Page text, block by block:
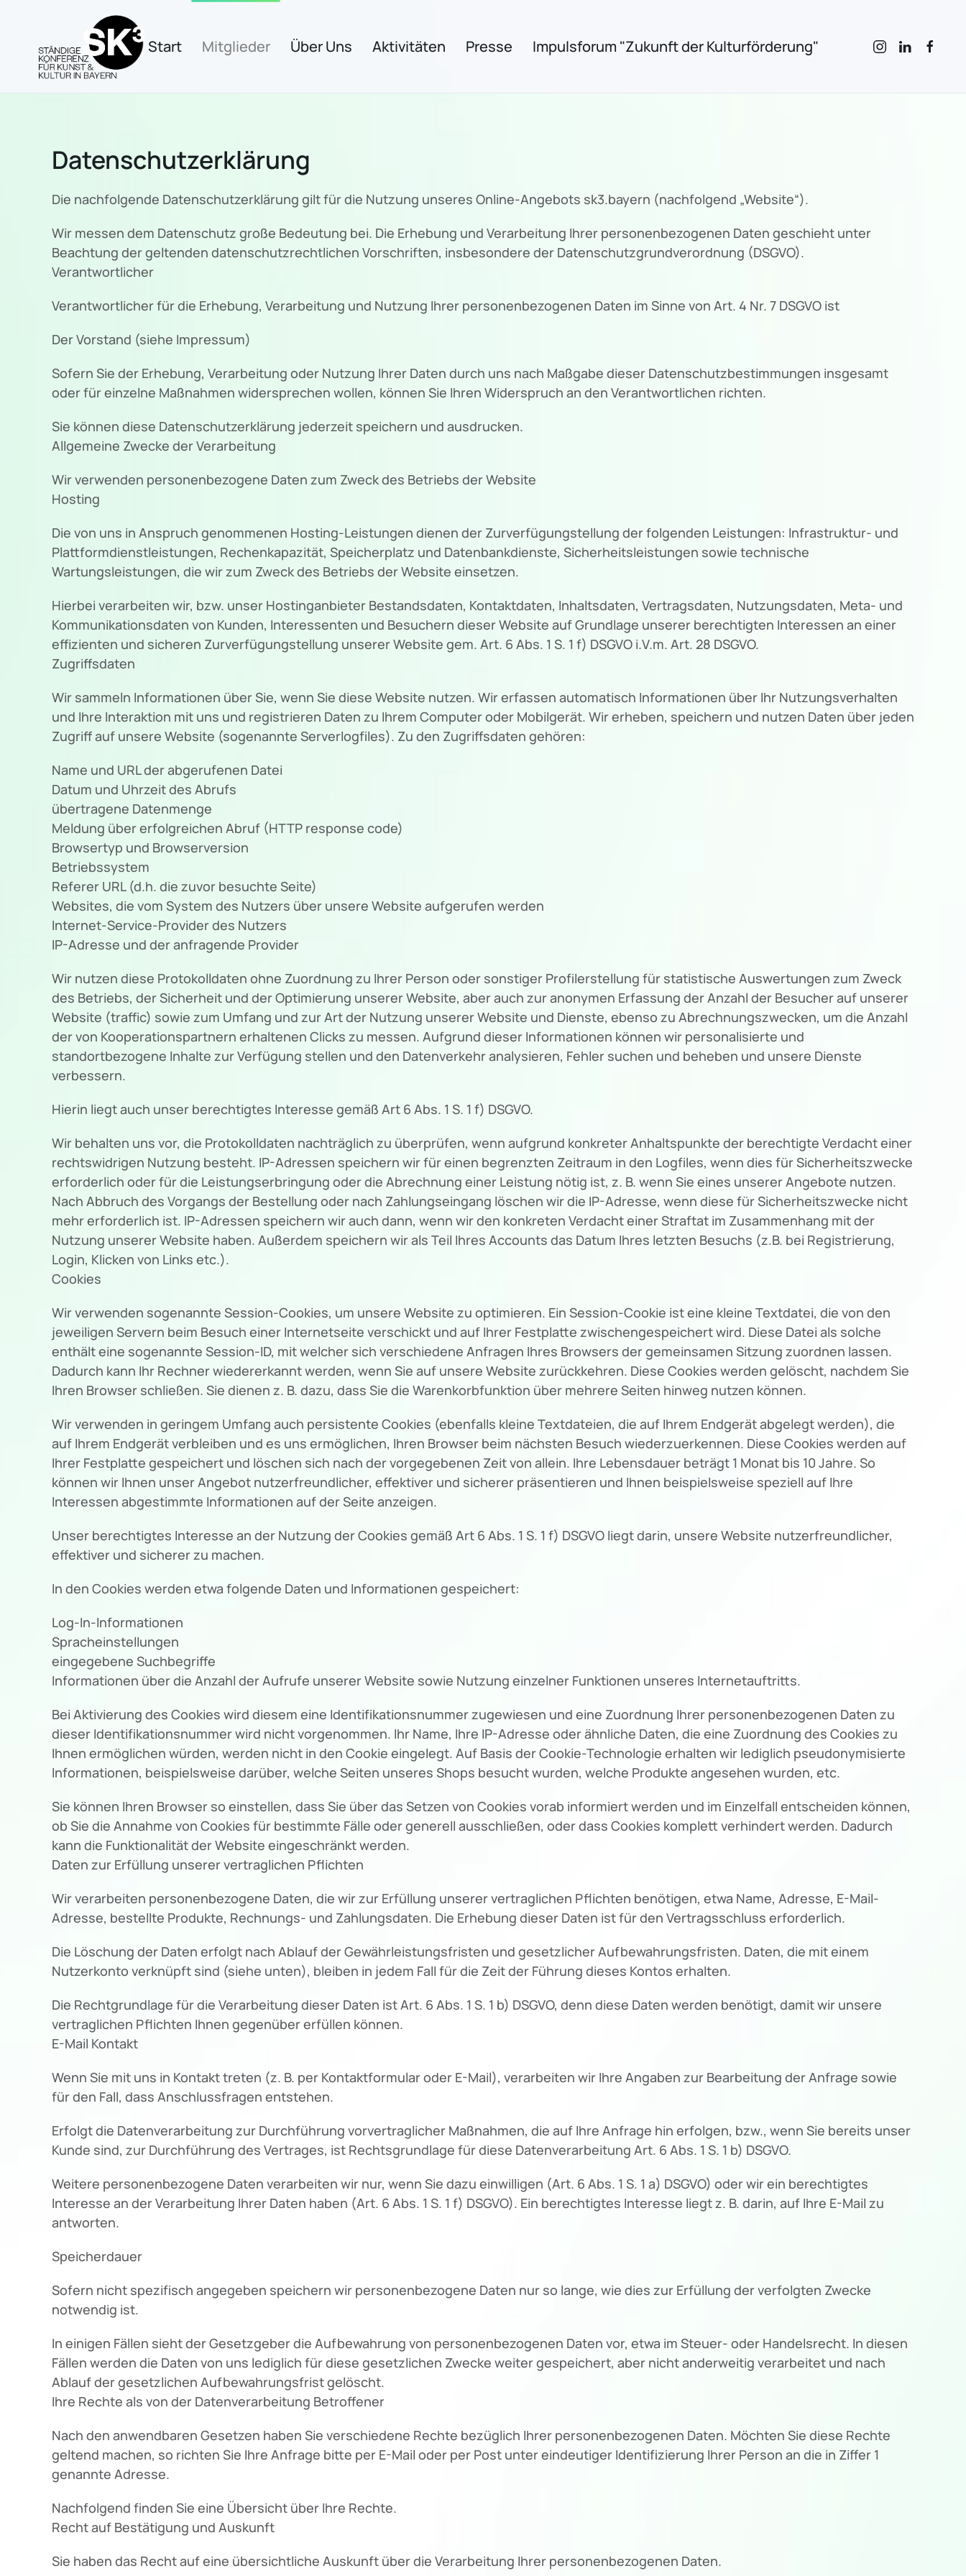
Zum Hauptinhalt springen
Start Mitglieder Über Uns Aktivitäten Presse Impulsforum "Zukunft der Kulturförderung"
Datenschutzerklärung
Die nachfolgende Datenschutzerklärung gilt für die Nutzung unseres Online-Angebots sk3.bayern (nachfolgend „Website“).
Wir messen dem Datenschutz große Bedeutung bei. Die Erhebung und Verarbeitung Ihrer personenbezogenen Daten geschieht unter
Beachtung der geltenden datenschutzrechtlichen Vorschriften, insbesondere der Datenschutzgrundverordnung (DSGVO).
Verantwortlicher
Verantwortlicher für die Erhebung, Verarbeitung und Nutzung Ihrer personenbezogenen Daten im Sinne von Art. 4 Nr. 7 DSGVO ist
Der Vorstand (siehe Impressum)
Sofern Sie der Erhebung, Verarbeitung oder Nutzung Ihrer Daten durch uns nach Maßgabe dieser Datenschutzbestimmungen insgesamt
oder für einzelne Maßnahmen widersprechen wollen, können Sie Ihren Widerspruch an den Verantwortlichen richten.
Sie können diese Datenschutzerklärung jederzeit speichern und ausdrucken.
Allgemeine Zwecke der Verarbeitung
Wir verwenden personenbezogene Daten zum Zweck des Betriebs der Website
Hosting
Die von uns in Anspruch genommenen Hosting-Leistungen dienen der Zurverfügungstellung der folgenden Leistungen: Infrastruktur- und
Plattformdienstleistungen, Rechenkapazität, Speicherplatz und Datenbankdienste, Sicherheitsleistungen sowie technische
Wartungsleistungen, die wir zum Zweck des Betriebs der Website einsetzen.
Hierbei verarbeiten wir, bzw. unser Hostinganbieter Bestandsdaten, Kontaktdaten, Inhaltsdaten, Vertragsdaten, Nutzungsdaten, Meta- und
Kommunikationsdaten von Kunden, Interessenten und Besuchern dieser Website auf Grundlage unserer berechtigten Interessen an einer
effizienten und sicheren Zurverfügungstellung unserer Website gem. Art. 6 Abs. 1 S. 1 f) DSGVO i.V.m. Art. 28 DSGVO.
Zugriffsdaten
Wir sammeln Informationen über Sie, wenn Sie diese Website nutzen. Wir erfassen automatisch Informationen über Ihr Nutzungsverhalten
und Ihre Interaktion mit uns und registrieren Daten zu Ihrem Computer oder Mobilgerät. Wir erheben, speichern und nutzen Daten über jeden
Zugriff auf unsere Website (sogenannte Serverlogfiles). Zu den Zugriffsdaten gehören:
Name und URL der abgerufenen Datei
Datum und Uhrzeit des Abrufs
übertragene Datenmenge
Meldung über erfolgreichen Abruf (HTTP response code)
Browsertyp und Browserversion
Betriebssystem
Referer URL (d.h. die zuvor besuchte Seite)
Websites, die vom System des Nutzers über unsere Website aufgerufen werden
Internet-Service-Provider des Nutzers
IP-Adresse und der anfragende Provider
Wir nutzen diese Protokolldaten ohne Zuordnung zu Ihrer Person oder sonstiger Profilerstellung für statistische Auswertungen zum Zweck
des Betriebs, der Sicherheit und der Optimierung unserer Website, aber auch zur anonymen Erfassung der Anzahl der Besucher auf unserer
Website (traffic) sowie zum Umfang und zur Art der Nutzung unserer Website und Dienste, ebenso zu Abrechnungszwecken, um die Anzahl
der von Kooperationspartnern erhaltenen Clicks zu messen. Aufgrund dieser Informationen können wir personalisierte und
standortbezogene Inhalte zur Verfügung stellen und den Datenverkehr analysieren, Fehler suchen und beheben und unsere Dienste
verbessern.
Hierin liegt auch unser berechtigtes Interesse gemäß Art 6 Abs. 1 S. 1 f) DSGVO.
Wir behalten uns vor, die Protokolldaten nachträglich zu überprüfen, wenn aufgrund konkreter Anhaltspunkte der berechtigte Verdacht einer
rechtswidrigen Nutzung besteht. IP-Adressen speichern wir für einen begrenzten Zeitraum in den Logfiles, wenn dies für Sicherheitszwecke
erforderlich oder für die Leistungserbringung oder die Abrechnung einer Leistung nötig ist, z. B. wenn Sie eines unserer Angebote nutzen.
Nach Abbruch des Vorgangs der Bestellung oder nach Zahlungseingang löschen wir die IP-Adresse, wenn diese für Sicherheitszwecke nicht
mehr erforderlich ist. IP-Adressen speichern wir auch dann, wenn wir den konkreten Verdacht einer Straftat im Zusammenhang mit der
Nutzung unserer Website haben. Außerdem speichern wir als Teil Ihres Accounts das Datum Ihres letzten Besuchs (z.B. bei Registrierung,
Login, Klicken von Links etc.).
Cookies
Wir verwenden sogenannte Session-Cookies, um unsere Website zu optimieren. Ein Session-Cookie ist eine kleine Textdatei, die von den
jeweiligen Servern beim Besuch einer Internetseite verschickt und auf Ihrer Festplatte zwischengespeichert wird. Diese Datei als solche
enthält eine sogenannte Session-ID, mit welcher sich verschiedene Anfragen Ihres Browsers der gemeinsamen Sitzung zuordnen lassen.
Dadurch kann Ihr Rechner wiedererkannt werden, wenn Sie auf unsere Website zurückkehren. Diese Cookies werden gelöscht, nachdem Sie
Ihren Browser schließen. Sie dienen z. B. dazu, dass Sie die Warenkorbfunktion über mehrere Seiten hinweg nutzen können.
Wir verwenden in geringem Umfang auch persistente Cookies (ebenfalls kleine Textdateien, die auf Ihrem Endgerät abgelegt werden), die
auf Ihrem Endgerät verbleiben und es uns ermöglichen, Ihren Browser beim nächsten Besuch wiederzuerkennen. Diese Cookies werden auf
Ihrer Festplatte gespeichert und löschen sich nach der vorgegebenen Zeit von allein. Ihre Lebensdauer beträgt 1 Monat bis 10 Jahre. So
können wir Ihnen unser Angebot nutzerfreundlicher, effektiver und sicherer präsentieren und Ihnen beispielsweise speziell auf Ihre
Interessen abgestimmte Informationen auf der Seite anzeigen.
Unser berechtigtes Interesse an der Nutzung der Cookies gemäß Art 6 Abs. 1 S. 1 f) DSGVO liegt darin, unsere Website nutzerfreundlicher,
effektiver und sicherer zu machen.
In den Cookies werden etwa folgende Daten und Informationen gespeichert:
Log-In-Informationen
Spracheinstellungen
eingegebene Suchbegriffe
Informationen über die Anzahl der Aufrufe unserer Website sowie Nutzung einzelner Funktionen unseres Internetauftritts.
Bei Aktivierung des Cookies wird diesem eine Identifikationsnummer zugewiesen und eine Zuordnung Ihrer personenbezogenen Daten zu
dieser Identifikationsnummer wird nicht vorgenommen. Ihr Name, Ihre IP-Adresse oder ähnliche Daten, die eine Zuordnung des Cookies zu
Ihnen ermöglichen würden, werden nicht in den Cookie eingelegt. Auf Basis der Cookie-Technologie erhalten wir lediglich pseudonymisierte
Informationen, beispielsweise darüber, welche Seiten unseres Shops besucht wurden, welche Produkte angesehen wurden, etc.
Sie können Ihren Browser so einstellen, dass Sie über das Setzen von Cookies vorab informiert werden und im Einzelfall entscheiden können,
ob Sie die Annahme von Cookies für bestimmte Fälle oder generell ausschließen, oder dass Cookies komplett verhindert werden. Dadurch
kann die Funktionalität der Website eingeschränkt werden.
Daten zur Erfüllung unserer vertraglichen Pflichten
Wir verarbeiten personenbezogene Daten, die wir zur Erfüllung unserer vertraglichen Pflichten benötigen, etwa Name, Adresse, E-Mail-
Adresse, bestellte Produkte, Rechnungs- und Zahlungsdaten. Die Erhebung dieser Daten ist für den Vertragsschluss erforderlich.
Die Löschung der Daten erfolgt nach Ablauf der Gewährleistungsfristen und gesetzlicher Aufbewahrungsfristen. Daten, die mit einem
Nutzerkonto verknüpft sind (siehe unten), bleiben in jedem Fall für die Zeit der Führung dieses Kontos erhalten.
Die Rechtgrundlage für die Verarbeitung dieser Daten ist Art. 6 Abs. 1 S. 1 b) DSGVO, denn diese Daten werden benötigt, damit wir unsere
vertraglichen Pflichten Ihnen gegenüber erfüllen können.
E-Mail Kontakt
Wenn Sie mit uns in Kontakt treten (z. B. per Kontaktformular oder E-Mail), verarbeiten wir Ihre Angaben zur Bearbeitung der Anfrage sowie
für den Fall, dass Anschlussfragen entstehen.
Erfolgt die Datenverarbeitung zur Durchführung vorvertraglicher Maßnahmen, die auf Ihre Anfrage hin erfolgen, bzw., wenn Sie bereits unser
Kunde sind, zur Durchführung des Vertrages, ist Rechtsgrundlage für diese Datenverarbeitung Art. 6 Abs. 1 S. 1 b) DSGVO.
Weitere personenbezogene Daten verarbeiten wir nur, wenn Sie dazu einwilligen (Art. 6 Abs. 1 S. 1 a) DSGVO) oder wir ein berechtigtes
Interesse an der Verarbeitung Ihrer Daten haben (Art. 6 Abs. 1 S. 1 f) DSGVO). Ein berechtigtes Interesse liegt z. B. darin, auf Ihre E-Mail zu
antworten.
Speicherdauer
Sofern nicht spezifisch angegeben speichern wir personenbezogene Daten nur so lange, wie dies zur Erfüllung der verfolgten Zwecke
notwendig ist.
In einigen Fällen sieht der Gesetzgeber die Aufbewahrung von personenbezogenen Daten vor, etwa im Steuer- oder Handelsrecht. In diesen
Fällen werden die Daten von uns lediglich für diese gesetzlichen Zwecke weiter gespeichert, aber nicht anderweitig verarbeitet und nach
Ablauf der gesetzlichen Aufbewahrungsfrist gelöscht.
Ihre Rechte als von der Datenverarbeitung Betroffener
Nach den anwendbaren Gesetzen haben Sie verschiedene Rechte bezüglich Ihrer personenbezogenen Daten. Möchten Sie diese Rechte
geltend machen, so richten Sie Ihre Anfrage bitte per E-Mail oder per Post unter eindeutiger Identifizierung Ihrer Person an die in Ziffer 1
genannte Adresse.
Nachfolgend finden Sie eine Übersicht über Ihre Rechte.
Recht auf Bestätigung und Auskunft
Sie haben das Recht auf eine übersichtliche Auskunft über die Verarbeitung Ihrer personenbezogenen Daten.